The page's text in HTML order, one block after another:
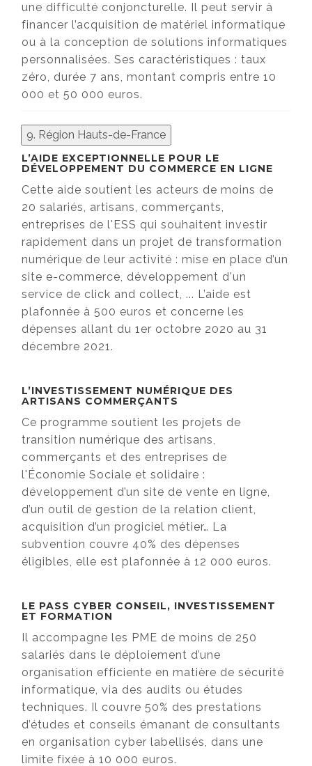
une difficulté conjoncturelle. Il peut servir à
financer l’acquisition de matériel informatique
ou à la conception de solutions informatiques
personnalisées. Ses caractéristiques : taux
zéro, durée 7 ans, montant compris entre 10
000 et 50 000 euros.
9. Région Hauts-de-France
L’AIDE EXCEPTIONNELLE POUR LE
DÉVELOPPEMENT DU COMMERCE EN LIGNE
Cette aide soutient les acteurs de moins de
20 salariés, artisans, commerçants,
entreprises de l'ESS qui souhaitent investir
rapidement dans un projet de transformation
numérique de leur activité : mise en place d’un
site e-commerce, développement d'un
service de click and collect, ... L’aide est
plafonnée à 500 euros et concerne les
dépenses allant du 1er octobre 2020 au 31
décembre 2021.
L’INVESTISSEMENT NUMÉRIQUE DES
ARTISANS COMMERÇANTS
Ce programme soutient les projets de
transition numérique des artisans,
commerçants et des entreprises de
l'Économie Sociale et solidaire :
développement d’un site de vente en ligne,
d’un outil de gestion de la relation client,
acquisition d’un progiciel métier… La
subvention couvre 40% des dépenses
éligibles, elle est plafonnée à 12 000 euros.
LE PASS CYBER CONSEIL, INVESTISSEMENT
ET FORMATION
Il accompagne les PME de moins de 250
salariés dans le déploiement d’une
organisation efficiente en matière de sécurité
informatique, via des audits ou études
techniques. Il couvre 50% des prestations
d’études et conseils émanant de consultants
en organisation cyber labellisés, dans une
limite fixée à 10 000 euros.